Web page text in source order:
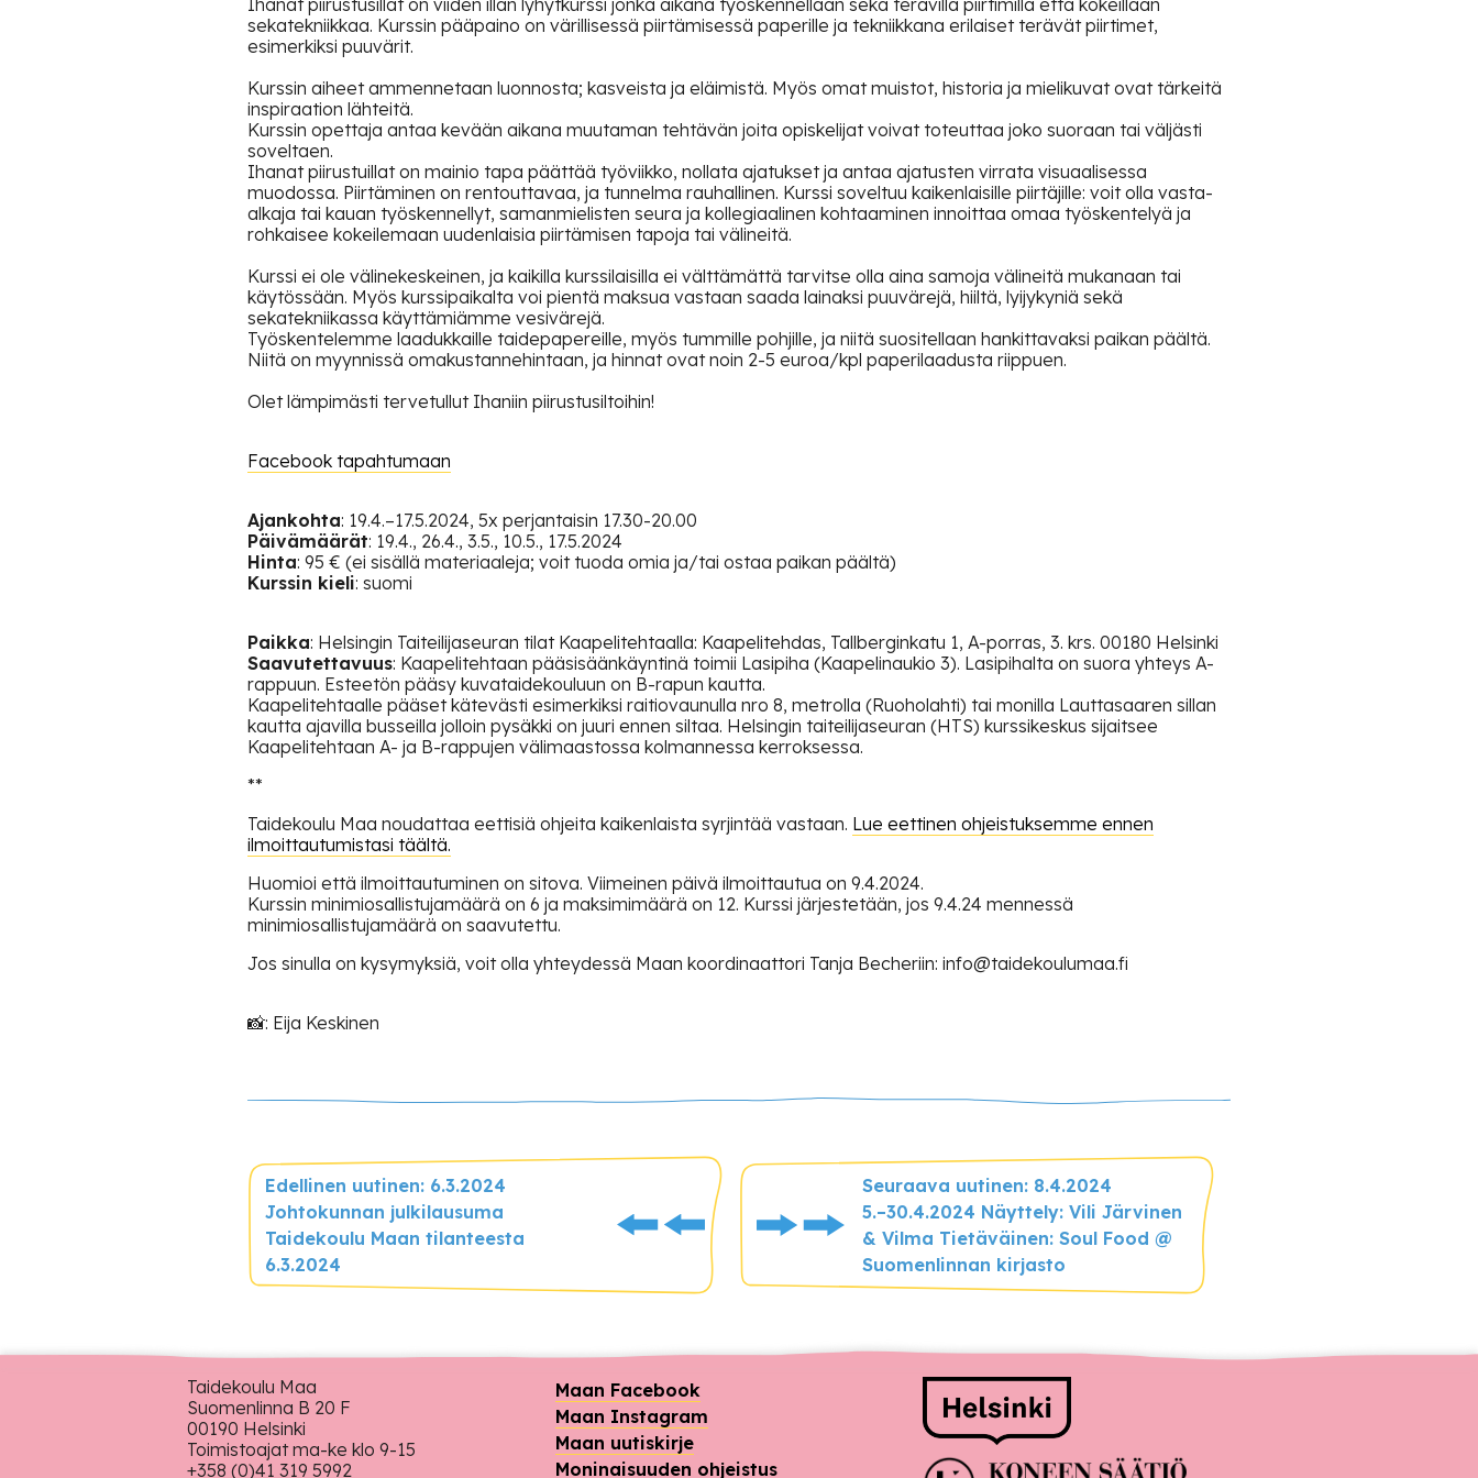
sekatekniikkaa. Kurssin pääpaino on värillisessä piirtämisessä paperille ja tekniikkana erilaiset terävät piirtimet,
esimerkiksi puuvärit.
Kurssin aiheet ammennetaan luonnosta; kasveista ja eläimistä. Myös omat muistot, historia ja mielikuvat ovat tärkeitä
inspiraation lähteitä.
Kurssin opettaja antaa kevään aikana muutaman tehtävän joita opiskelijat voivat toteuttaa joko suoraan tai väljästi
soveltaen.
Ihanat piirustuillat on mainio tapa päättää työviikko, nollata ajatukset ja antaa ajatusten virrata visuaalisessa
muodossa. Piirtäminen on rentouttavaa, ja tunnelma rauhallinen. Kurssi soveltuu kaikenlaisille piirtäjille: voit olla vasta-
alkaja tai kauan työskennellyt, samanmielisten seura ja kollegiaalinen kohtaaminen innoittaa omaa työskentelyä ja
rohkaisee kokeilemaan uudenlaisia piirtämisen tapoja tai välineitä.
Kurssi ei ole välinekeskeinen, ja kaikilla kurssilaisilla ei välttämättä tarvitse olla aina samoja välineitä mukanaan tai
käytössään. Myös kurssipaikalta voi pientä maksua vastaan saada lainaksi puuvärejä, hiiltä, lyijykyniä sekä
sekatekniikassa käyttämiämme vesivärejä.
Työskentelemme laadukkaille taidepapereille, myös tummille pohjille, ja niitä suositellaan hankittavaksi paikan päältä.
Niitä on myynnissä omakustannehintaan, ja hinnat ovat noin 2-5 euroa/kpl paperilaadusta riippuen.
Olet lämpimästi tervetullut Ihaniin piirustusiltoihin!
Facebook tapahtumaan
Ajankohta: 19.4.–17.5.2024, 5x perjantaisin 17.30-20.00
Päivämäärät: 19.4., 26.4., 3.5., 10.5., 17.5.2024
Hinta: 95 € (ei sisällä materiaaleja; voit tuoda omia ja/tai ostaa paikan päältä)
Kurssin kieli: suomi
Paikka: Helsingin Taiteilijaseuran tilat Kaapelitehtaalla: Kaapelitehdas, Tallberginkatu 1, A-porras, 3. krs. 00180 Helsinki
Saavutettavuus: Kaapelitehtaan pääsisäänkäyntinä toimii Lasipiha (Kaapelinaukio 3). Lasipihalta on suora yhteys A-
rappuun. Esteetön pääsy kuvataidekouluun on B-rapun kautta.
Kaapelitehtaalle pääset kätevästi esimerkiksi raitiovaunulla nro 8, metrolla (Ruoholahti) tai monilla Lauttasaaren sillan
kautta ajavilla busseilla jolloin pysäkki on juuri ennen siltaa. Helsingin taiteilijaseuran (HTS) kurssikeskus sijaitsee
Kaapelitehtaan A- ja B-rappujen välimaastossa kolmannessa kerroksessa.
**
Taidekoulu Maa noudattaa eettisiä ohjeita kaikenlaista syrjintää vastaan. Lue eettinen ohjeistuksemme ennen
ilmoittautumistasi täältä.
Huomioi että ilmoittautuminen on sitova. Viimeinen päivä ilmoittautua on 9.4.2024.
Kurssin minimiosallistujamäärä on 6 ja maksimimäärä on 12. Kurssi järjestetään, jos 9.4.24 mennessä
minimiosallistujamäärä on saavutettu.
Jos sinulla on kysymyksiä, voit olla yhteydessä Maan koordinaattori Tanja Becheriin: info@taidekoulumaa.fi
📸: Eija Keskinen
Edellinen uutinen: 6.3.2024
Johtokunnan julkilausuma
Taidekoulu Maan tilanteesta
6.3.2024
Seuraava uutinen: 8.4.2024
5.–30.4.2024 Näyttely: Vili Järvinen
& Vilma Tietäväinen: Soul Food @
Suomenlinnan kirjasto
Taidekoulu Maa
Suomenlinna B 20 F
00190 Helsinki
Toimistoajat ma-ke klo 9-15
+358 (0)41 319 5992
Maan Facebook
Maan Instagram
Maan uutiskirje
Moninaisuuden ohjeistus
Rahoittajat